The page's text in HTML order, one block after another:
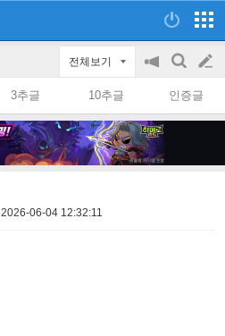
전체보기
공
on/off
검
색
글
쓰
3추글 10추글 인증글
2026-06-04 12:32:11